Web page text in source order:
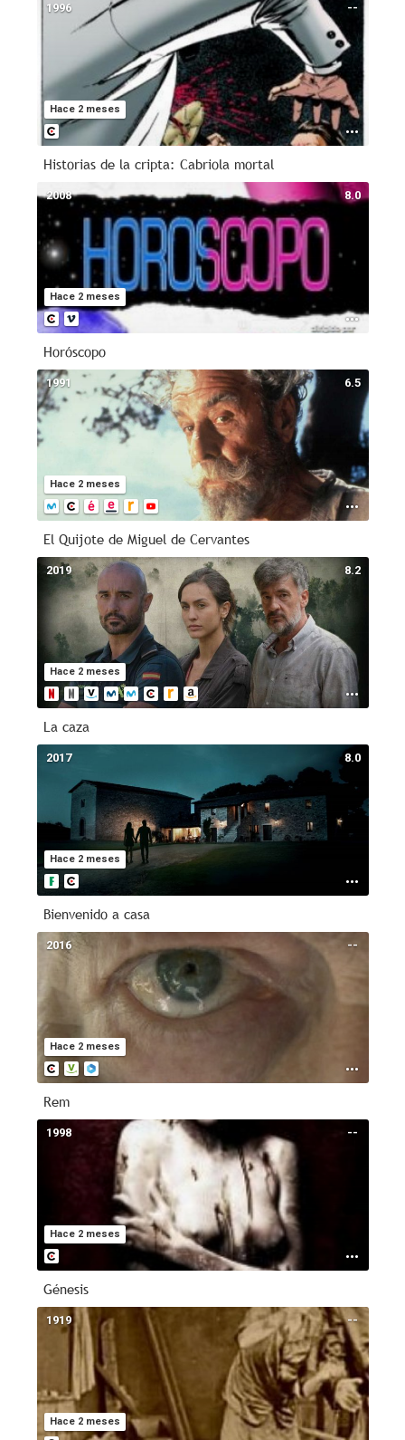
--
Hace 2 meses
1996
Historias de la cripta: Cabriola mortal
8.0
Hace 2 meses
2008
Horóscopo
6.5
Hace 2 meses
1991
El Quijote de Miguel de Cervantes
8.2
Hace 2 meses
2019
La caza
8.0
Hace 2 meses
2017
Bienvenido a casa
--
Hace 2 meses
2016
Rem
--
Hace 2 meses
1998
Génesis
--
Hace 2 meses
1919